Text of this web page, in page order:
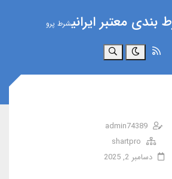
معتبر ایرانیشرط پرو
جستجو
admin74389
shartpro
دسامبر 2, 2025